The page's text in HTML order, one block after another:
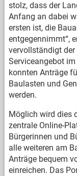
stolz, dass der
Anfang an dabei
ersten ist, die
entgegennimmt“,
vervollständigt
Serviceangebot
konnten Anträge
Baulasten und
werden.
Möglich wird dies
zentrale Online-
Bürgerinnen und
alle weiteren am
Anträge bequem
einreichen. Das